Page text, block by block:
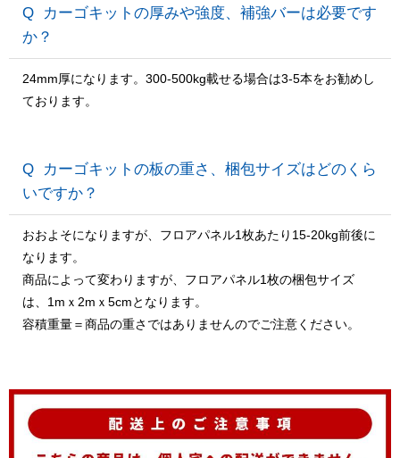
カーゴキットの厚みや強度、補強バーは必要です
か？
24mm厚になります。300-500kg載せる場合は3-5本をお勧めし
ております。
カーゴキットの板の重さ、梱包サイズはどのくら
いですか？
おおよそになりますが、フロアパネル1枚あたり15-20kg前後に
なります。
商品によって変わりますが、フロアパネル1枚の梱包サイズ
は、1mｘ2mｘ5cmとなります。
容積重量＝商品の重さではありませんのでご注意ください。